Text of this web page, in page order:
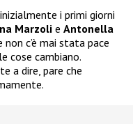
i primi giorni
Marzoli e Antonella
c’è mai stata pace
cose cambiano.
a dire, pare che